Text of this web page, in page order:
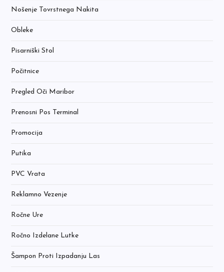
Nošenje Tovrstnega Nakita
Obleke
Pisarniški Stol
Počitnice
Pregled Oči Maribor
Prenosni Pos Terminal
Promocija
Putika
PVC Vrata
Reklamno Vezenje
Ročne Ure
Ročno Izdelane Lutke
Šampon Proti Izpadanju Las